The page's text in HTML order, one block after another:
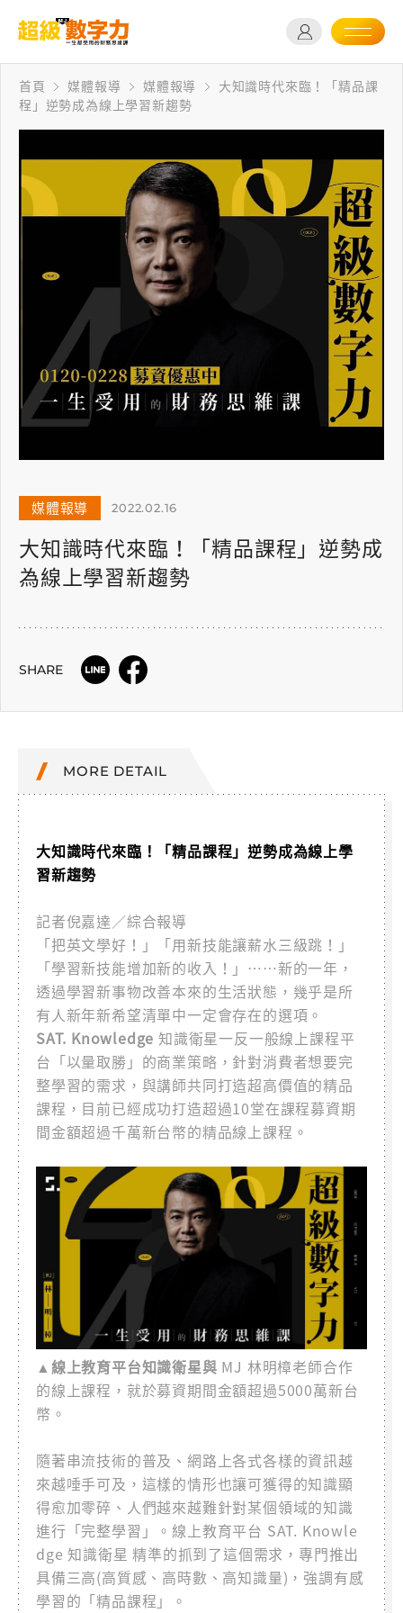
首頁 媒體報導 媒體報導
大知識時代來臨！「精品課
程」逆勢成為線上學習新趨勢
媒體報導 2022.02.16
大知識時代來臨！「精品課程」逆勢成
為線上學習新趨勢
SHARE
MORE DETAIL
大知識時代來臨！「精品課程」逆勢成為線上學
習新趨勢
記者倪嘉達／綜合報導
「把英文學好！」「用新技能讓薪水三級跳！」
「學習新技能增加新的收入！」……新的一年，
透過學習新事物改善本來的生活狀態，幾乎是所
有人新年新希望清單中一定會存在的選項。
SAT. Knowledge 知識衛星一反一般線上課程平
台「以量取勝」的商業策略，針對消費者想要完
整學習的需求，與講師共同打造超高價值的精品
課程，目前已經成功打造超過10堂在課程募資期
間金額超過千萬新台幣的精品線上課程。
▲線上教育平台知識衛星與 MJ 林明樟老師合作
的線上課程，就於募資期間金額超過5000萬新台
幣。
隨著串流技術的普及、網路上各式各樣的資訊越
來越唾手可及，這樣的情形也讓可獲得的知識顯
得愈加零碎、人們越來越難針對某個領域的知識
進行「完整學習」。線上教育平台 SAT. Knowle
dge 知識衛星 精準的抓到了這個需求，專門推出
具備三高(高質感、高時數、高知識量)，強調有感
學習的「精品課程」。